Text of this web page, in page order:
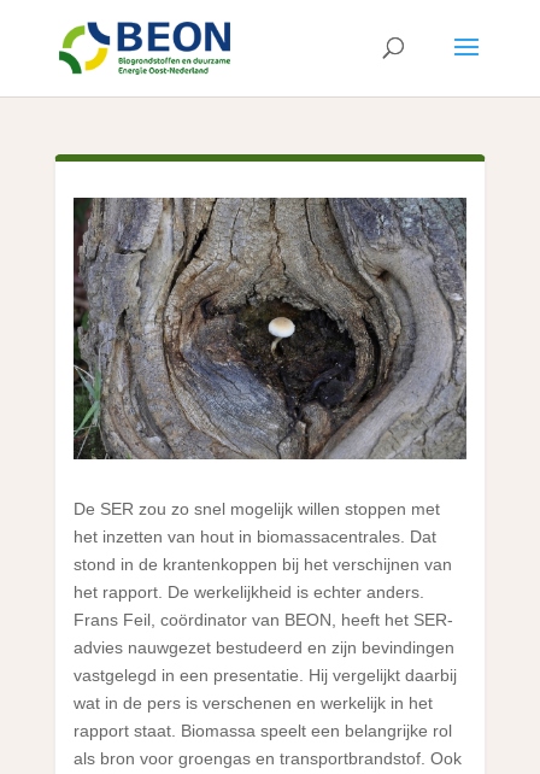
De SER zou zo snel mogelijk willen stoppen met
het inzetten van hout in biomassacentrales. Dat
stond in de krantenkoppen bij het verschijnen van
het rapport. De werkelijkheid is echter anders.
Frans Feil, coördinator van BEON, heeft het SER-
advies nauwgezet bestudeerd en zijn bevindingen
vastgelegd in een presentatie. Hij vergelijkt daarbij
wat in de pers is verschenen en werkelijk in het
rapport staat. Biomassa speelt een belangrijke rol
als bron voor groengas en transportbrandstof. Ook